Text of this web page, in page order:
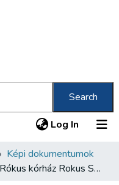
Search
Log In (current)
Képi dokumentumok
54. Rókus kórház Rokus Spital /